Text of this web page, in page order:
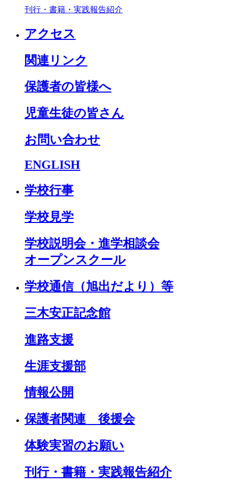
刊行・書籍・実践報告紹介
アクセス
関連リンク
保護者の皆様へ
児童生徒の皆さん
お問い合わせ
ENGLISH
学校行事
学校見学
学校説明会・進学相談会
オープンスクール
学校通信（旭出だより）等
三木安正記念館
進路支援
生涯支援部
情報公開
保護者関連 後援会
体験実習のお願い
刊行・書籍・実践報告紹介